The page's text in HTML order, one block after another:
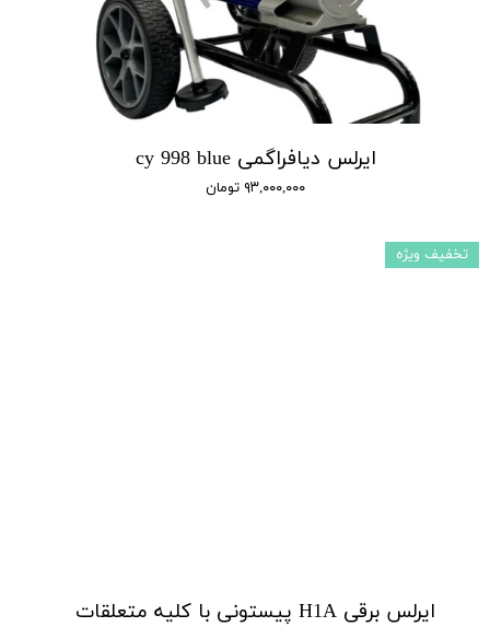
ایرلس دیافراگمی cy 998 blue
۹۳,۰۰۰,۰۰۰ تومان
ایرلس برقی H1A پیستونی با کلیه متعلقات
تخفیف ویژه